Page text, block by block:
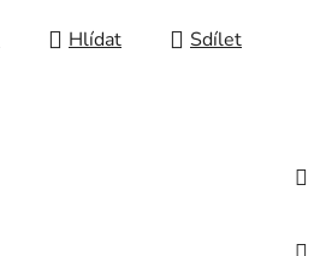
Hlídat Sdílet